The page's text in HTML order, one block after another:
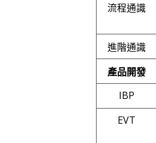
流程通識
進階通識
產品開發
IBP
EVT